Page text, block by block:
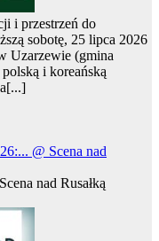
i przestrzeń do
sobotę, 25 lipca 2026
Uzarzewie (gmina
i koreańską
@ Scena nad
nad Rusałką